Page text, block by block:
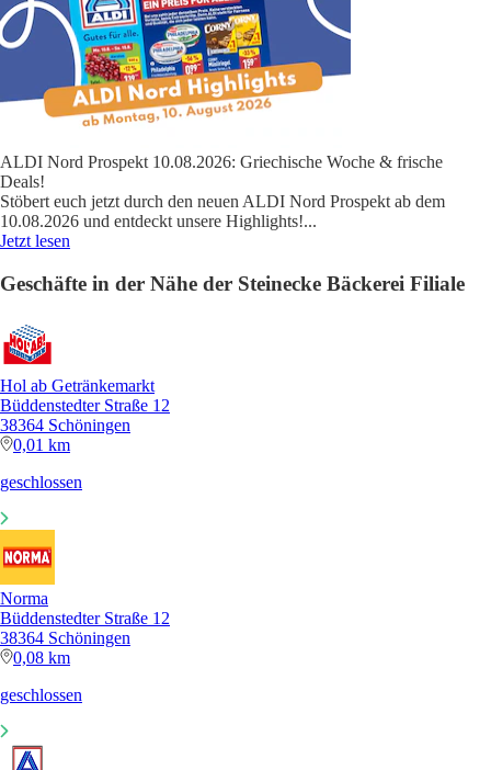
ALDI Nord Prospekt 10.08.2026: Griechische Woche & frische
Deals!
Stöbert euch jetzt durch den neuen ALDI Nord Prospekt ab dem
10.08.2026 und entdeckt unsere Highlights!...
Jetzt lesen
Geschäfte in der Nähe der Steinecke Bäckerei Filiale
Hol ab Getränkemarkt
Büddenstedter Straße 12
38364 Schöningen
0,01 km
geschlossen
Norma
Büddenstedter Straße 12
38364 Schöningen
0,08 km
geschlossen